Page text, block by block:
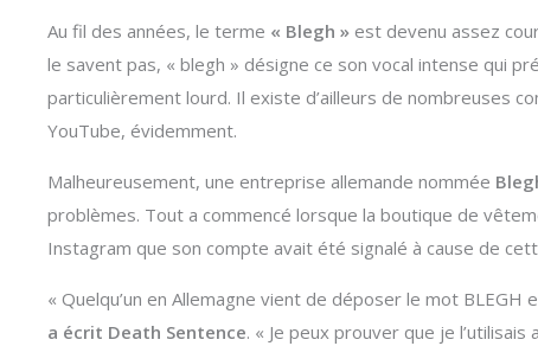
Au fil des années, le terme « Blegh » est devenu assez
le savent pas, « blegh » désigne ce son vocal intense qui
particulièrement lourd. Il existe d’ailleurs de nombreuses
YouTube, évidemment.
Malheureusement, une entreprise allemande nommée
problèmes. Tout a commencé lorsque la boutique de
Instagram que son compte avait été signalé à cause de
« Quelqu’un en Allemagne vient de déposer le mot BLEGH
a écrit Death Sentence. « Je peux prouver que je